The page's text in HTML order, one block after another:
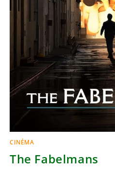
CINÉMA
The Fabelmans